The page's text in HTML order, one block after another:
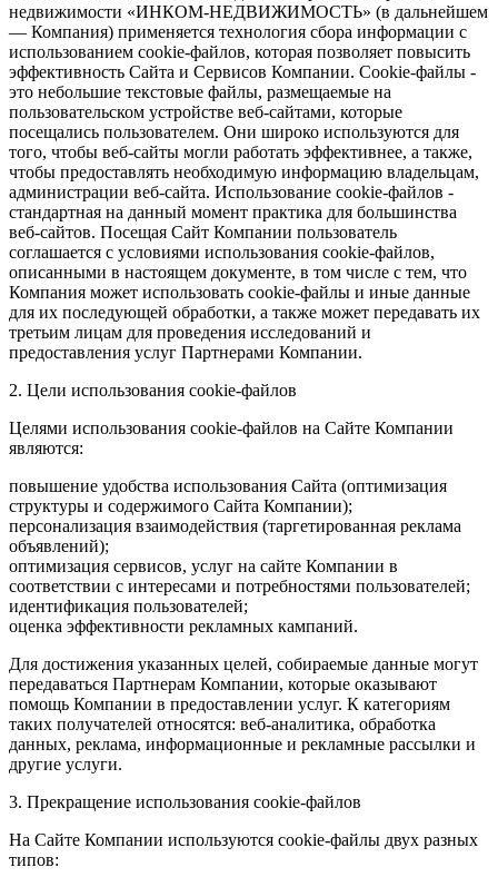
недвижимости «ИНКОМ-НЕДВИЖИМОСТЬ» (в дальнейшем
— Компания) применяется технология сбора информации с
использованием cookie-файлов, которая позволяет повысить
эффективность Сайта и Сервисов Компании. Сookie-файлы -
это небольшие текстовые файлы, размещаемые на
пользовательском устройстве веб-сайтами, которые
посещались пользователем. Они широко используются для
того, чтобы веб-сайты могли работать эффективнее, а также,
чтобы предоставлять необходимую информацию владельцам,
администрации веб-сайта. Использование cookie-файлов -
стандартная на данный момент практика для большинства
веб-сайтов. Посещая Сайт Компании пользователь
соглашается с условиями использования cookie-файлов,
описанными в настоящем документе, в том числе с тем, что
Компания может использовать cookie-файлы и иные данные
для их последующей обработки, а также может передавать их
третьим лицам для проведения исследований и
предоставления услуг Партнерами Компании.
2. Цели использования cookie-файлов
Целями использования cookie-файлов на Сайте Компании
являются:
повышение удобства использования Сайта (оптимизация
структуры и содержимого Сайта Компании);
персонализация взаимодействия (таргетированная реклама
объявлений);
оптимизация сервисов, услуг на сайте Компании в
соответствии с интересами и потребностями пользователей;
идентификация пользователей;
оценка эффективности рекламных кампаний.
Для достижения указанных целей, собираемые данные могут
передаваться Партнерам Компании, которые оказывают
помощь Компании в предоставлении услуг. К категориям
таких получателей относятся: веб-аналитика, обработка
данных, реклама, информационные и рекламные рассылки и
другие услуги.
3. Прекращение использования cookie-файлов
На Сайте Компании используются cookie-файлы двух разных
типов: